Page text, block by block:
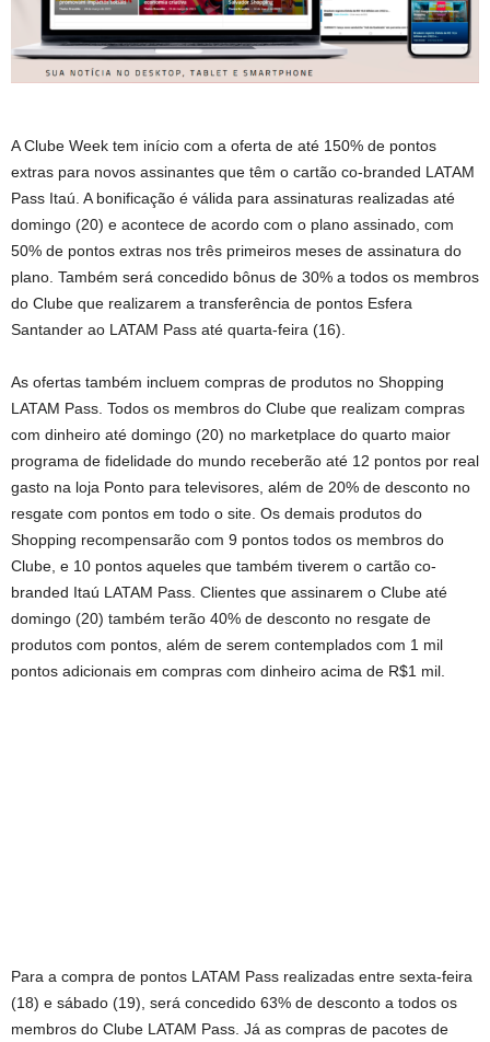
A Clube Week tem início com a oferta de até 150% de pontos
extras para novos assinantes que têm o cartão co-branded LATAM
Pass Itaú. A bonificação é válida para assinaturas realizadas até
domingo (20) e acontece de acordo com o plano assinado, com
50% de pontos extras nos três primeiros meses de assinatura do
plano. Também será concedido bônus de 30% a todos os membros
do Clube que realizarem a transferência de pontos Esfera
Santander ao LATAM Pass até quarta-feira (16).
As ofertas também incluem compras de produtos no Shopping
LATAM Pass. Todos os membros do Clube que realizam compras
com dinheiro até domingo (20) no marketplace do quarto maior
programa de fidelidade do mundo receberão até 12 pontos por real
gasto na loja Ponto para televisores, além de 20% de desconto no
resgate com pontos em todo o site. Os demais produtos do
Shopping recompensarão com 9 pontos todos os membros do
Clube, e 10 pontos aqueles que também tiverem o cartão co-
branded Itaú LATAM Pass. Clientes que assinarem o Clube até
domingo (20) também terão 40% de desconto no resgate de
produtos com pontos, além de serem contemplados com 1 mil
pontos adicionais em compras com dinheiro acima de R$1 mil.
Para a compra de pontos LATAM Pass realizadas entre sexta-feira
(18) e sábado (19), será concedido 63% de desconto a todos os
membros do Clube LATAM Pass. Já as compras de pacotes de